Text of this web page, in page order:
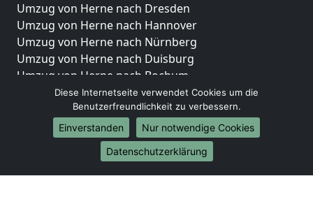
Umzug von Herne nach Dresden
Umzug von Herne nach Hannover
Umzug von Herne nach Nürnberg
Umzug von Herne nach Duisburg
Umzug von Herne nach Bochum
Umzug von Herne nach Wuppertal
Umzug von Herne nach Bielefeld
Umzug von Herne nach Bonn
Umzug von Herne nach Münster
Diese Internetseite verwendet Cookies um die
Benutzerfreundlichkeit zu verbessern.
Einverstanden
Nur notwendige Cookies
Datenschutzerklärung